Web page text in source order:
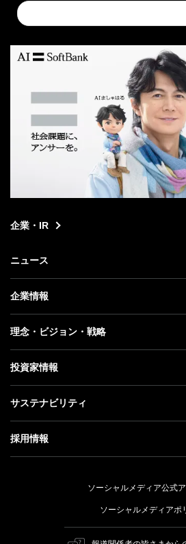
Conduct
a
企業・IR
ニュース
ニュース トップ
プレスリリース
更新情報
記者説明会
企業情報
企業情報 トップ
社長メッセージ
事業紹介
ガバナンス
理念・ビジョン・戦略
理念・ビジョン・戦略 トップ
成長戦略「Activate AI for Society」
人材戦略
投資家情報
投資家情報 トップ
経営方針
個人投資家の皆さまへ
株式と社債について
サステナビリティ
サステナビリティ トップ
トップメッセージ
ESG方針・体制
採用情報
ソーシャルメディア公式
ソーシャルメディアポ